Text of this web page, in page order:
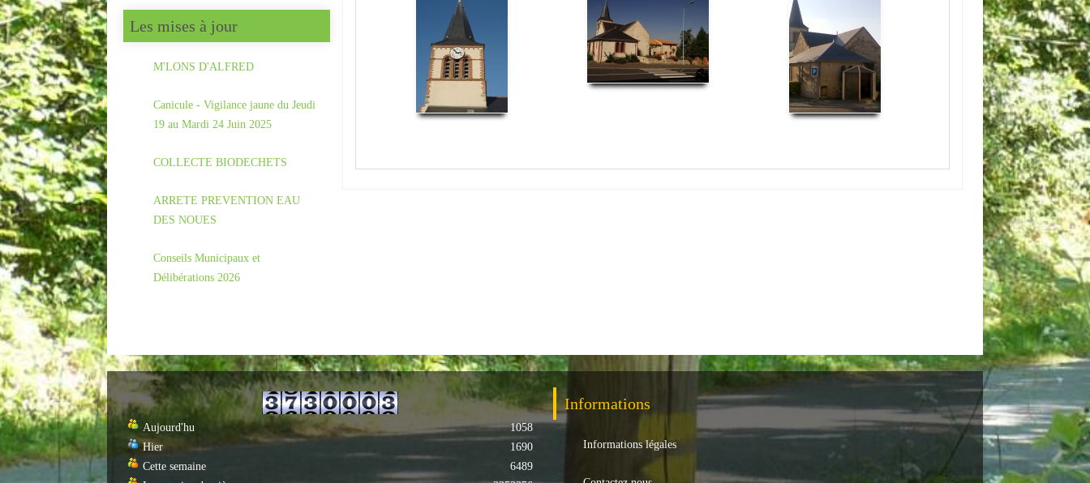
Les mises à jour
M'LONS D'ALFRED
Canicule - Vigilance jaune du Jeudi
19 au Mardi 24 Juin 2025
COLLECTE BIODECHETS
ARRETE PREVENTION EAU
DES NOUES
Conseils Municipaux et
Délibérations 2026
Aujourd'hu
Hier
Cette semaine
1058
1690
6489
Informations
Informations légales